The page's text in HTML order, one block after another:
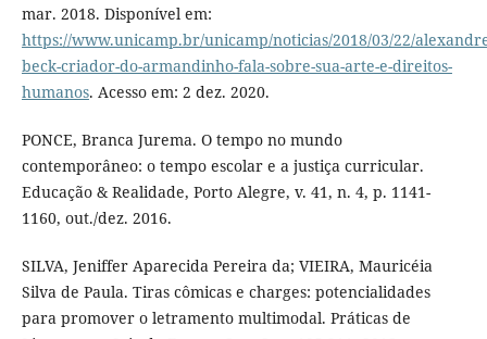
mar. 2018. Disponível em:
https://www.unicamp.br/unicamp/noticias/2018/03/22/
beck-criador-do-armandinho-fala-sobre-sua-arte-e-direitos-
humanos. Acesso em: 2 dez. 2020.
PONCE, Branca Jurema. O tempo no mundo
contemporâneo: o tempo escolar e a justiça curricular.
Educação & Realidade, Porto Alegre, v. 41, n. 4, p. 1141-
1160, out./dez. 2016.
SILVA, Jeniffer Aparecida Pereira da; VIEIRA, Mauricéia
Silva de Paula. Tiras cômicas e charges: potencialidades
para promover o letramento multimodal. Práticas de